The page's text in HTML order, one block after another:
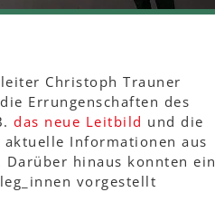
Christoph Trauner
Errungenschaften des
das neue Leitbild und die
Informationen aus
Darüber hinaus konnten ein
vorgestellt